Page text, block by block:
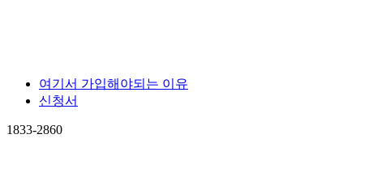
여기서 가입해야되는 이유
신청서
1833-2860